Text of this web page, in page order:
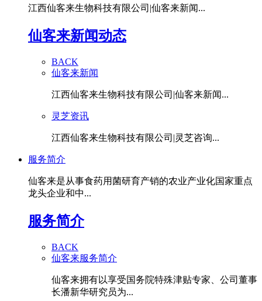
江西仙客来生物科技有限公司|仙客来新闻...
仙客来新闻动态
BACK
仙客来新闻
江西仙客来生物科技有限公司|仙客来新闻...
灵芝资讯
江西仙客来生物科技有限公司|灵芝咨询...
服务简介
仙客来是从事食药用菌研育产销的农业产业化国家重点
龙头企业和中...
服务简介
BACK
仙客来服务简介
仙客来拥有以享受国务院特殊津贴专家、公司董事
长潘新华研究员为...